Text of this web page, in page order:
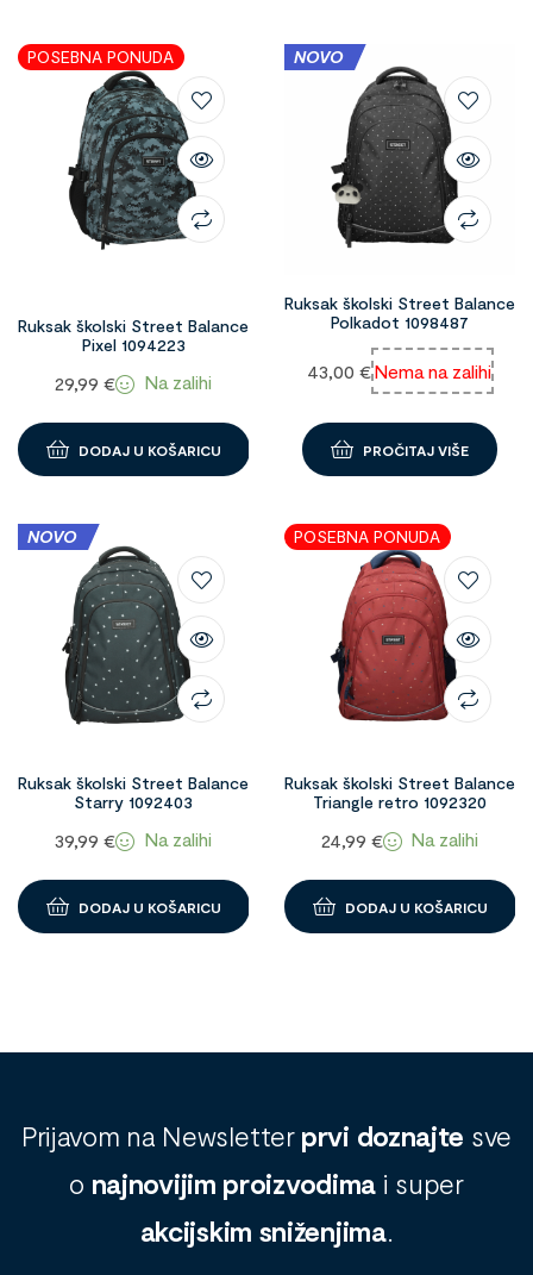
POSEBNA PONUDA
Ruksak školski Street Balance
Pixel 1094223
29,99€ Na zalihi
DODAJ U KOŠARICU
NOVO
Ruksak školski Street Balance
Polkadot 1098487
43,00 €Nema na zalihi
PROČITAJ VIŠE
NOVO
Ruksak školski Street Balance
Starry 1092403
39,99€ Na zalihi
DODAJ U KOŠARICU
POSEBNA PONUDA
Ruksak školski Street Balance
Triangle retro 1092320
24,99 € Na zalihi
DODAJ U KOŠARICU
Prijavom na Newsletter prvi doznajte sve
o najnovijim proizvodima i super
akcijskim sniženjima.